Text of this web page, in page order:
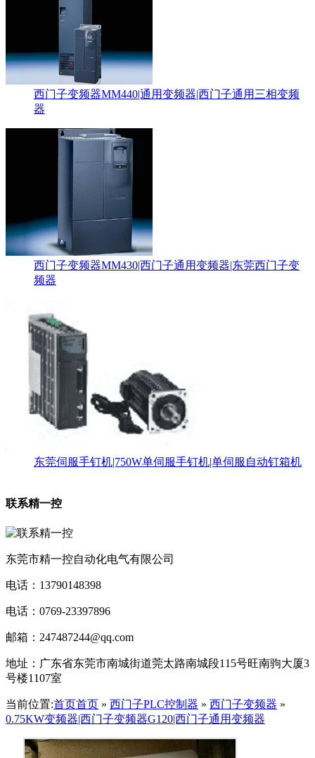
西门子变频器MM440|通用变频器|西门子通用三相变频
器
西门子变频器MM430|西门子通用变频器|东莞西门子变
频器
东莞伺服手钉机|750W单伺服手钉机|单伺服自动钉箱机
联系精一控
东莞市精一控自动化电气有限公司
电话：13790148398
电话：0769-23397896
邮箱：247487244@qq.com
地址： 广东省东莞市南城街道莞太路南城段115号旺南驹大厦3
号楼1107室
当前位置:首页首页 » 西门子PLC控制器 » 西门子变频器 »
0.75KW变频器|西门子变频器G120|西门子通用变频器